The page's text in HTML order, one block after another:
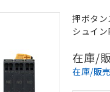
押ボタ
シュイ
在庫/
在庫/販